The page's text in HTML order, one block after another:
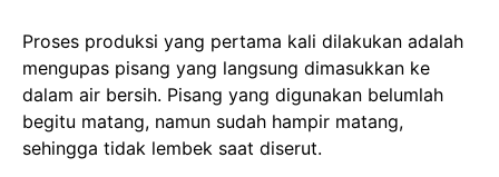
Proses produksi yang pertama kali dilakukan adalah
mengupas pisang yang langsung dimasukkan ke
dalam air bersih. Pisang yang digunakan belumlah
begitu matang, namun sudah hampir matang,
sehingga tidak lembek saat diserut.